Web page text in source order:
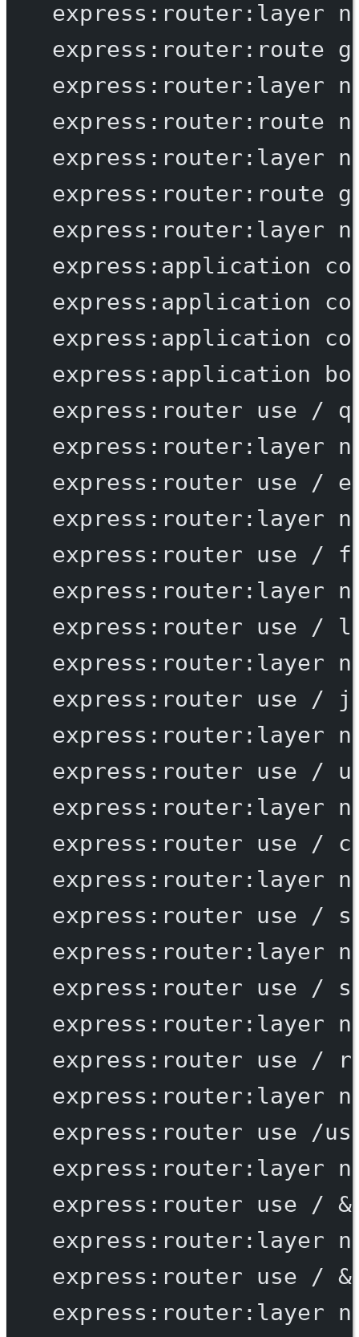
express:router:layer
express:router:route
express:router:layer
express:router:route
express:router:layer
express:router:route
express:router:layer
express:application
express:application
express:application
express:application
express:router
use /
express:router:layer
express:router
use /
express:router:layer
express:router
use /
express:router:layer
express:router
use /
express:router:layer
express:router
use /
express:router:layer
express:router
use /
express:router:layer
express:router
use /
express:router:layer
express:router
use /
express:router:layer
express:router
use /
express:router:layer
express:router
use /
express:router:layer
express:router
use
/
express:router:layer
express:router
use / &
express:router:layer
express:router
use / &
express:router:layer